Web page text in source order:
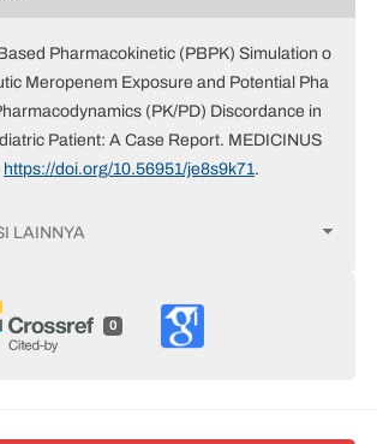
Pharmacokinetic (PBPK) Simulation o
Meropenem Exposure and Potential Pha
(PK/PD) Discordance in
Patient: A Case Report. MEDICINUS
https://doi.org/10.56951/je8s9k71.
LAINNYA
0